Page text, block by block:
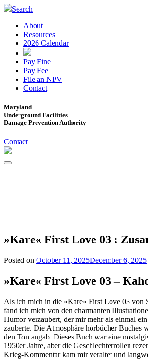
Search
About
Resources
2026 Calendar
Pay Fine
Pay Fee
File an NPV
Contact
Maryland
Underground Facilities
Damage Prevention Authority
Contact
»Kare« First Love 03 :
Posted on October 11, 2025December 6, 2025
»Kare« First Love 03 –
Als ich mich in die »Kare« First Love 03 von
fand ich mich von den charmanten
Humor verzaubert, der mir mehr als einmal
zauberte. Die Atmosphäre hörbücher Buches
den Ton angab. Dieses Buch war eine
1950er Jahre, aber die Geschlechterrollen
Krieg-Kommentar kam mir veraltet und